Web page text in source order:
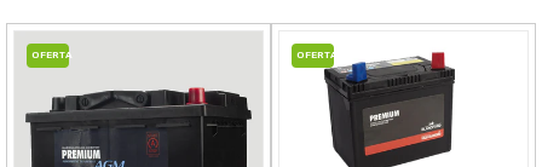
OFERTA OFERTA